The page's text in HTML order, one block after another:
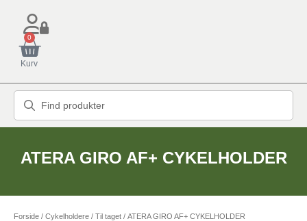
0
Kurv
ATERA GIRO AF+ CYKELHOLDER
Forside / Cykelholdere / Til taget / ATERA GIRO AF+ CYKELHOLDER